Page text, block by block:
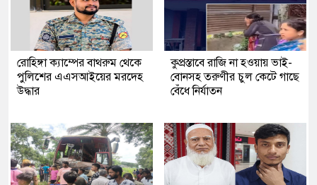
রোহিঙ্গা ক্যাম্পের বাথরুম থেকে
পুলিশের এএসআইয়ের মরদেহ
উদ্ধার
কুপ্রস্তাবে রাজি না হওয়ায় ভাই-
বোনসহ তরুণীর চুল কেটে গাছে
বেঁধে নির্যাতন